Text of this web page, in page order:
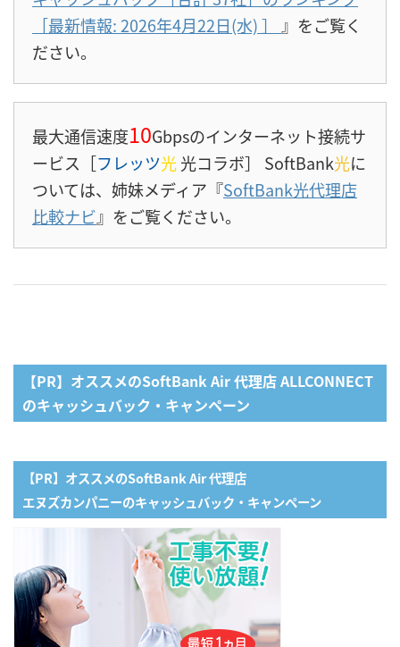
［最新情報: 2026年4月22日(水)］ 』をご覧く
ださい。
最大通信速度10Gbpsのインターネット接続サ
ービス［フレッツ光光コラボ］ SoftBank光に
ついては、姉妹メディア『SoftBank光代理店
比較ナビ』をご覧ください。
【PR】オススメのSoftBank Air 代理店 ALLCONNECT
のキャッシュバック・キャンペーン
【PR】オススメのSoftBank Air 代理店
エヌズカンパニーのキャッシュバック・キャンペーン